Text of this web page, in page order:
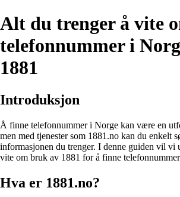
Alt du trenger å vite
telefonnummer i
1881
Introduksjon
Å finne telefonnummer i Norge kan være en
men med tjenester som 1881.no kan du enkelt
informasjonen du trenger. I denne guiden vil vi
vite om bruk av 1881 for å finne
Hva er 1881.no?